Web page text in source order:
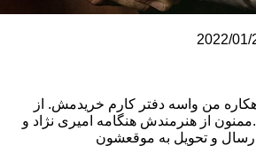
2022/01/
من واسه دفتر کارم خریدمش. از
از هنرمندش هنگامه امیری نژاد و
و تحویل به موقعشون